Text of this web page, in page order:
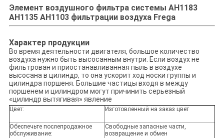
Элемент воздушного фильтра системы AH1183
AH1135 AH1103 фильтрации воздуха Frega
Характер продукции
Во время деятельности двигателя, большое количество
воздуха нужно быть высосанным внутри. Если воздух не
фильтрован и приостанавливанная пыль в воздухе
высосана в цилиндр, то она ускорит ход носки группы и
цилиндра поршеня. Большие частицы входя в между
поршенем и цилиндром могут причинить серьезный
«цилиндр вытягивая» явление
Цвет: Изготовленный на заказ цвет
Обеспечьте послепродажное
обслуживание:
Свободные запасные части,
возвращение и обмен